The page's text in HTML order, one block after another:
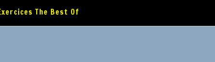
The Best Of